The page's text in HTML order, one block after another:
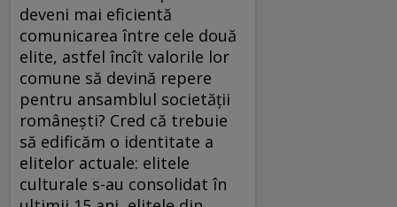
deveni mai eficientă
comunicarea între cele două
elite, astfel încît valorile lor
comune să devină repere
pentru ansamblul societăţii
româneşti? Cred că trebuie
să edificăm o identitate a
elitelor actuale: elitele
culturale s-au consolidat în